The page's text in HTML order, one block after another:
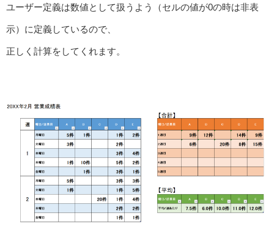
ユーザー定義は数値として扱うよう（セルの値が0の時は非表
示）に定義しているので、
正しく計算をしてくれます。